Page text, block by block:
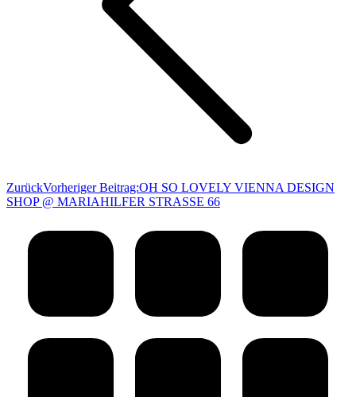
ZurückVorheriger Beitrag:OH SO LOVELY VIENNA DESIGN
SHOP @ MARIAHILFER STRASSE 66